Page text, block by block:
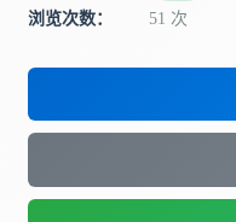
浏览次数： 51 次